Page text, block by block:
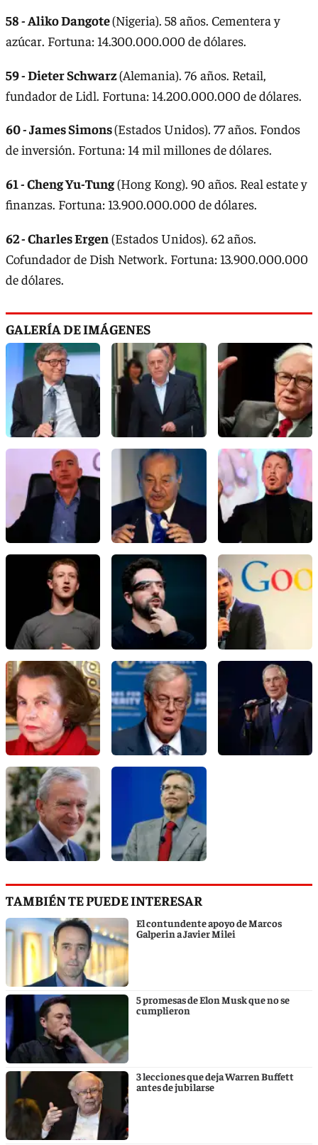
58 - Aliko Dangote(Nigeria). 58 años. Cementera y
azúcar. Fortuna: 14.300.000.000 de dólares.
59 - Dieter Schwarz(Alemania). 76 años. Retail,
fundador de Lidl. Fortuna: 14.200.000.000 de dólares.
60 - James Simons(Estados Unidos). 77 años. Fondos
de inversión. Fortuna: 14 mil millones de dólares.
61 - Cheng Yu-Tung(Hong Kong). 90 años. Real estate y
finanzas. Fortuna: 13.900.000.000 de dólares.
62 - Charles Ergen (Estados Unidos). 62 años.
Cofundador de Dish Network. Fortuna: 13.900.000.000
de dólares.
GALERÍA DE IMÁGENES
TAMBIÉN TE PUEDE INTERESAR
El contundente apoyo de Marcos
Galperin a Javier Milei
5 promesas de Elon Musk que no se
cumplieron
3 lecciones que deja Warren Buffett
antes de jubilarse